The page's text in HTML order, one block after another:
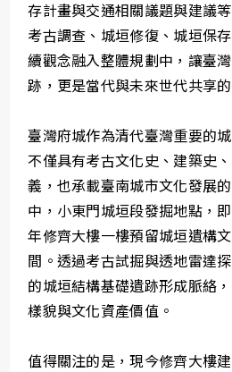
存計畫與交通相關議題與建議
考古調查、城垣修復、城垣保
續觀念融入整體規劃中，讓臺
跡，更是當代與未來世代共享
臺灣府城作為清代臺灣重要的
不僅具有考古文化史、建築史
義，也承載臺南城市文化發展
中，小東門城垣段發掘地點，
年修齊大樓一樓預留城垣遺構
間。透過考古試掘與透地雷達
的城垣結構基礎遺跡形成脈絡
樣貌與文化資產價值。
值得關注的是，現今修齊大樓